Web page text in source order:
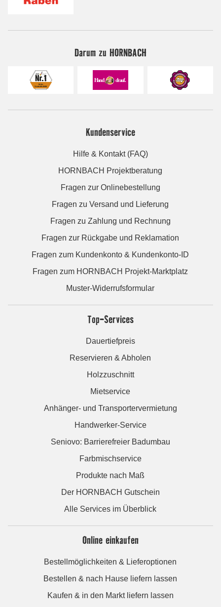
Darum zu HORNBACH
Kundenservice
Hilfe & Kontakt (FAQ)
HORNBACH Projektberatung
Fragen zur Onlinebestellung
Fragen zu Versand und Lieferung
Fragen zu Zahlung und Rechnung
Fragen zur Rückgabe und Reklamation
Fragen zum Kundenkonto & Kundenkonto-ID
Fragen zum HORNBACH Projekt-Marktplatz
Muster-Widerrufsformular
Top-Services
Dauertiefpreis
Reservieren & Abholen
Holzzuschnitt
Mietservice
Anhänger- und Transportervermietung
Handwerker-Service
Seniovo: Barrierefreier Badumbau
Farbmischservice
Produkte nach Maß
Der HORNBACH Gutschein
Alle Services im Überblick
Online einkaufen
Bestellmöglichkeiten & Lieferoptionen
Bestellen & nach Hause liefern lassen
Kaufen & in den Markt liefern lassen